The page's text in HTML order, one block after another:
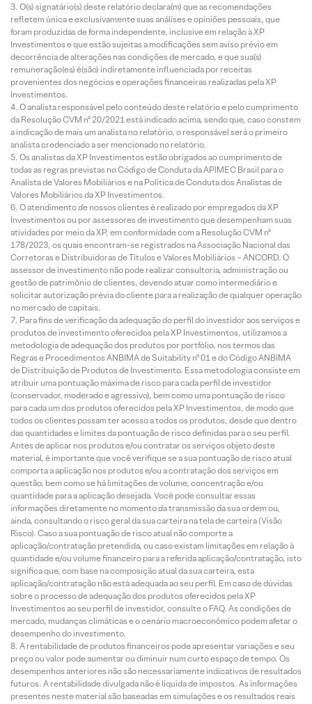
O(s) signatário(s) deste relatório declara(m) que as recomendações
refletem única e exclusivamente suas análises e opiniões pessoais, que
foram produzidas de forma independente, inclusive em relação à XP
Investimentos e que estão sujeitas a modificações sem aviso prévio em
decorrência de alterações nas condições de mercado, e que sua(s)
remuneração(es) é(são) indiretamente influenciada por receitas
provenientes dos negócios e operações financeiras realizadas pela XP
Investimentos.
O analista responsável pelo conteúdo deste relatório e pelo cumprimento
da Resolução CVM nº 20/2021 está indicado acima, sendo que, caso constem
a indicação de mais um analista no relatório, o responsável será o primeiro
analista credenciado a ser mencionado no relatório.
Os analistas da XP Investimentos estão obrigados ao cumprimento de
todas as regras previstas no Código de Conduta da APIMEC Brasil para o
Analista de Valores Mobiliários e na Política de Conduta dos Analistas de
Valores Mobiliários da XP Investimentos.
O atendimento de nossos clientes é realizado por empregados da XP
Investimentos ou por assessores de investimento que desempenham suas
atividades por meio da XP, em conformidade com a Resolução CVM nº
178/2023, os quais encontram-se registrados na Associação Nacional das
Corretoras e Distribuidoras de Títulos e Valores Mobiliários – ANCORD. O
assessor de investimento não pode realizar consultoria, administração ou
gestão de patrimônio de clientes, devendo atuar como intermediário e
solicitar autorização prévia do cliente para a realização de qualquer operação
no mercado de capitais.
Para fins de verificação da adequação do perfil do investidor aos serviços e
produtos de investimento oferecidos pela XP Investimentos, utilizamos a
metodologia de adequação dos produtos por portfólio, nos termos das
Regras e Procedimentos ANBIMA de Suitability nº 01 e do Código ANBIMA
de Distribuição de Produtos de Investimento. Essa metodologia consiste em
atribuir uma pontuação máxima de risco para cada perfil de investidor
(conservador, moderado e agressivo), bem como uma pontuação de risco
para cada um dos produtos oferecidos pela XP Investimentos, de modo que
todos os clientes possam ter acesso a todos os produtos, desde que dentro
das quantidades e limites da pontuação de risco definidas para o seu perfil.
Antes de aplicar nos produtos e/ou contratar os serviços objeto deste
material, é importante que você verifique se a sua pontuação de risco atual
comporta a aplicação nos produtos e/ou a contratação dos serviços em
questão, bem como se há limitações de volume, concentração e/ou
quantidade para a aplicação desejada. Você pode consultar essas
informações diretamente no momento da transmissão da sua ordem ou,
ainda, consultando o risco geral da sua carteira na tela de carteira (Visão
Risco). Caso a sua pontuação de risco atual não comporte a
aplicação/contratação pretendida, ou caso existam limitações em relação à
quantidade e/ou volume financeiro para a referida aplicação/contratação, isto
significa que, com base na composição atual da sua carteira, esta
aplicação/contratação não está adequada ao seu perfil. Em caso de dúvidas
sobre o processo de adequação dos produtos oferecidos pela XP
Investimentos ao seu perfil de investidor, consulte o FAQ. As condições de
mercado, mudanças climáticas e o cenário macroeconômico podem afetar o
desempenho do investimento.
A rentabilidade de produtos financeiros pode apresentar variações e seu
preço ou valor pode aumentar ou diminuir num curto espaço de tempo. Os
desempenhos anteriores não são necessariamente indicativos de resultados
futuros. A rentabilidade divulgada não é líquida de impostos. As informações
presentes neste material são baseadas em simulações e os resultados reais